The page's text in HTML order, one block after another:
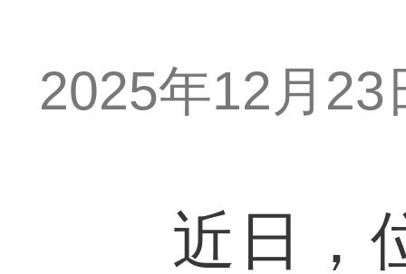
2025年12月23
近日，位